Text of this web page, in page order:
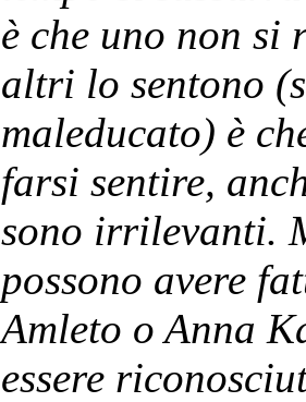
è che uno non si
altri lo sentono
maleducato) è
farsi sentire,
sono irrilevanti.
possono avere
Amleto o Anna
essere